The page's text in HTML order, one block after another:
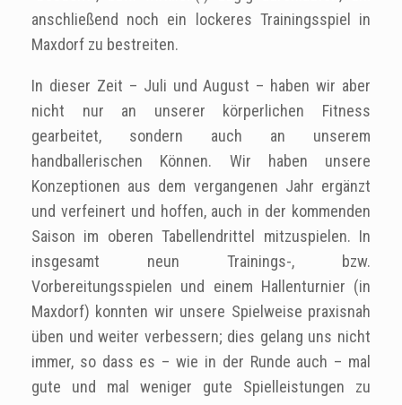
anschließend noch ein lockeres Trainingsspiel in
Maxdorf zu bestreiten.
In dieser Zeit – Juli und August – haben wir aber
nicht nur an unserer körperlichen Fitness
gearbeitet, sondern auch an unserem
handballerischen Können. Wir haben unsere
Konzeptionen aus dem vergangenen Jahr ergänzt
und verfeinert und hoffen, auch in der kommenden
Saison im oberen Tabellendrittel mitzuspielen. In
insgesamt neun Trainings-, bzw.
Vorbereitungsspielen und einem Hallenturnier (in
Maxdorf) konnten wir unsere Spielweise praxisnah
üben und weiter verbessern; dies gelang uns nicht
immer, so dass es – wie in der Runde auch – mal
gute und mal weniger gute Spielleistungen zu